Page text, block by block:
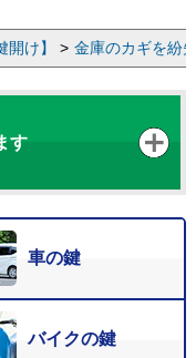
け】 > 金庫のカギを紛
す
車の鍵
バイクの鍵